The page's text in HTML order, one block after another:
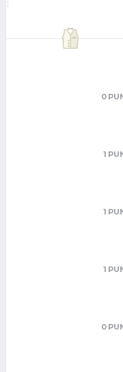
0
1
1
1
0